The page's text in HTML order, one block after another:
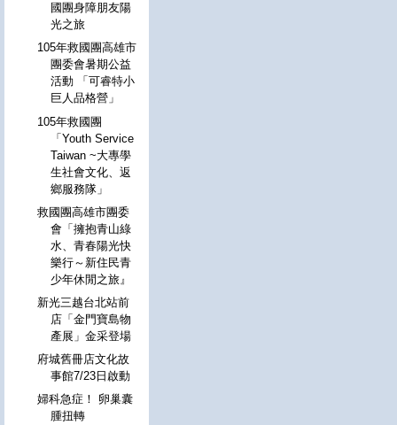
國團身障朋友陽
光之旅
105年救國團高雄市
團委會暑期公益
活動 「可睿特小
巨人品格營」
105年救國團
「Youth Service
Taiwan ~大專學
生社會文化、返
鄉服務隊」
救國團高雄市團委
會「擁抱青山綠
水、青春陽光快
樂行～新住民青
少年休閒之旅』
新光三越台北站前
店「金門寶島物
產展」金采登場
府城舊冊店文化故
事館7/23日啟動
婦科急症！ 卵巢囊
腫扭轉